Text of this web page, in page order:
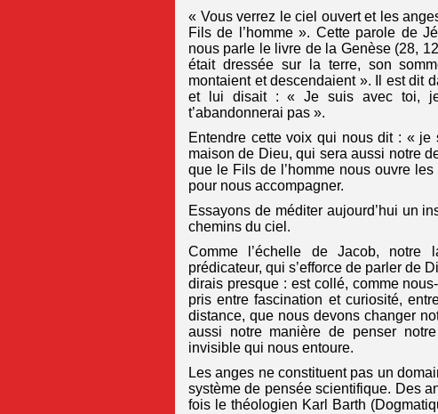
« Vous verrez le ciel ouvert et les
Fils de l’homme ». Cette parole de
nous parle le livre de la Genèse (28,
était dressée sur la terre, son
montaient et descendaient ». Il est dit
et lui disait : « Je suis avec toi,
t’abandonnerai pas ».
Entendre cette voix qui nous dit : «
maison de Dieu, qui sera aussi notre
que le Fils de l’homme nous ouvre
pour nous accompagner.
Essayons de méditer aujourd’hui un
chemins du ciel.
Comme l’échelle de Jacob,
prédicateur, qui s’efforce de parler de
dirais presque : est collé, comme
pris entre fascination et curiosité,
distance, que nous devons changer
aussi notre manière de penser
invisible qui nous entoure.
Les anges ne constituent pas un
système de pensée scientifique. Des
fois le théologien Karl Barth